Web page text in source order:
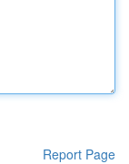
Report Page